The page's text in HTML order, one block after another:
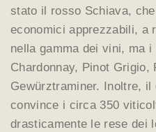
stato il rosso Schiava,
economici apprezzabili, a
nella gamma dei vini, ma
Chardonnay, Pinot Grigio,
Gewürztraminer. Inoltre, il
convince i circa 350
drasticamente le rese dei